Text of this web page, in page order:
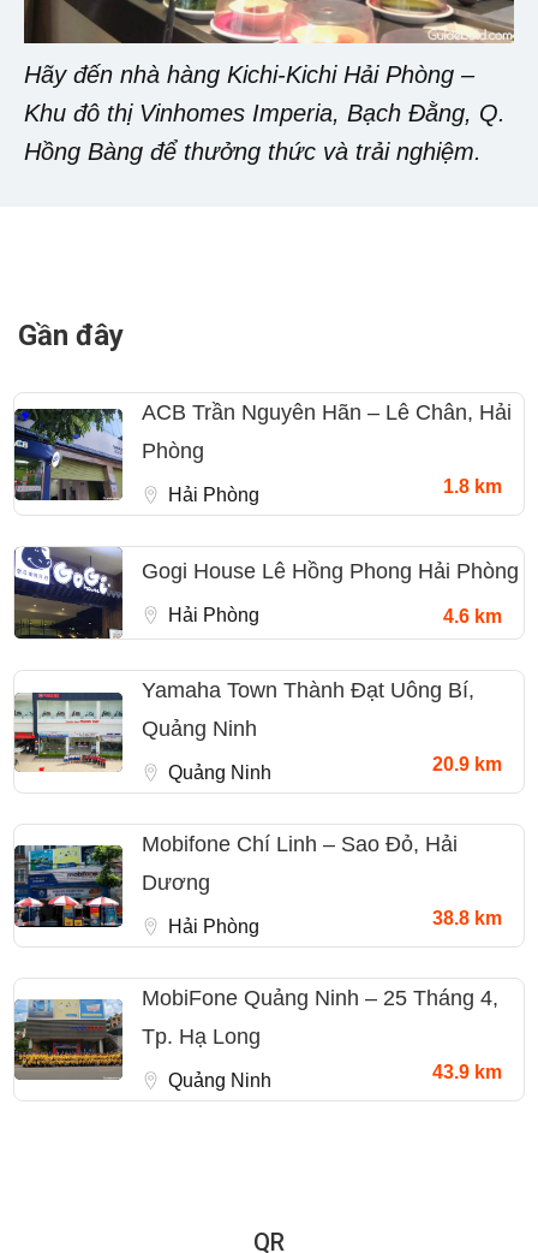
Hãy đến nhà hàng Kichi-Kichi Hải Phòng –
Khu đô thị Vinhomes Imperia, Bạch Đằng, Q.
Hồng Bàng để thưởng thức và trải nghiệm.
Gần đây
ACB Trần Nguyên Hãn – Lê Chân, Hải
Phòng
Hải Phòng 1.8 km
Gogi House Lê Hồng Phong Hải Phòng
Hải Phòng 4.6 km
Yamaha Town Thành Đạt Uông Bí,
Quảng Ninh
Quảng Ninh 20.9 km
Mobifone Chí Linh – Sao Đỏ, Hải
Dương
Hải Phòng 38.8 km
MobiFone Quảng Ninh – 25 Tháng 4,
Tp. Hạ Long
Quảng Ninh 43.9 km
QR